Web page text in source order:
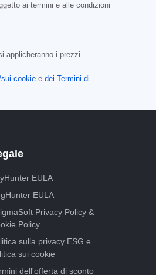
ai termini e alle condizioni
applicheranno i prezzi
cookie e dei Termini di
EULA
EULA
Privacy Policy &
Policy
sulla privacy ESG e
sui cookie
dell'offerta di sconto